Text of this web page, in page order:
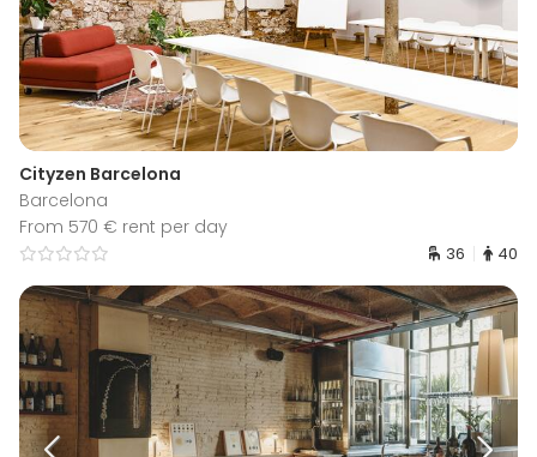
Cityzen Barcelona
Barcelona
From 570 € rent per day
36 40